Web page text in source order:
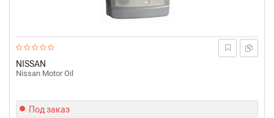
NISSAN
Nissan Motor Oil
Под заказ